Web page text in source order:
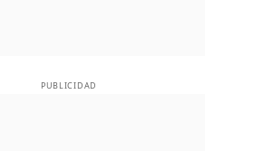
PUBLICIDAD